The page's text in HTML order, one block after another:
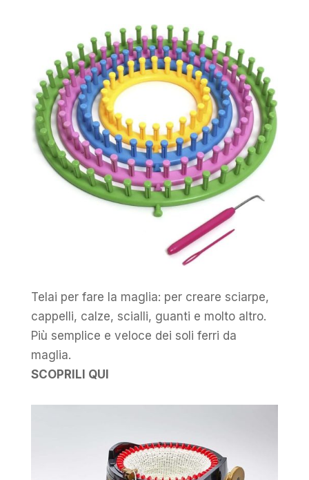
Telai per fare la maglia: per creare sciarpe,
cappelli, calze, scialli, guanti e molto altro.
Più semplice e veloce dei soli ferri da
maglia.
SCOPRILI QUI